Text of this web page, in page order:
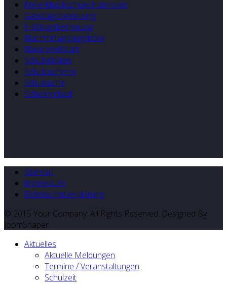
Freie Musikschule Hannover
Ganztagsbetreuung
Halbtagsbetreuung
Nachmittagsangebote
Naturwerkstatt
Schülerladen
Schulbücherei
Schulküche
Schwimmbad
Sitemap
Impressum
Datenschutzerklärung
© 2015 Your Company. All Rights Reserved. Designed By
JoomShaper
Aktuelles
Aktuelle Meldungen
Termine / Veranstaltungen
Schulzeit